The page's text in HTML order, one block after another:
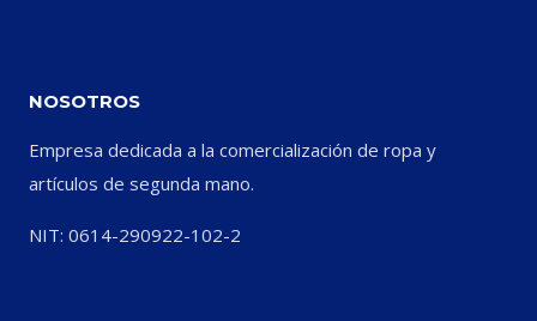
NOSOTROS
Empresa dedicada a la comercialización de ropa y
artículos de segunda mano.
NIT: 0614-290922-102-2